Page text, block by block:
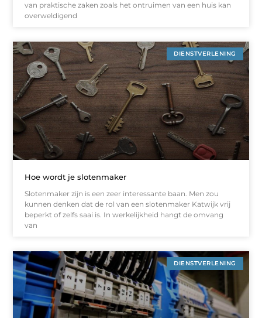
van praktische zaken zoals het ontruimen van een huis kan
overweldigend
DIENSTVERLENING
Hoe wordt je slotenmaker
Slotenmaker zijn is een zeer interessante baan. Men zou
kunnen denken dat de rol van een slotenmaker Katwijk vrij
beperkt of zelfs saai is. In werkelijkheid hangt de omvang
van
DIENSTVERLENING